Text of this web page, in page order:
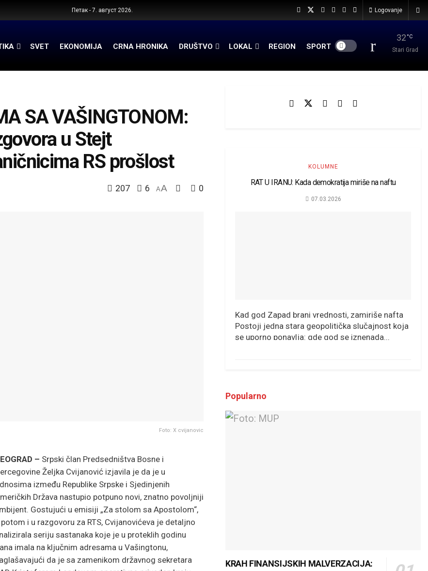
Петак - 7. август 2026. Logovanje
SVET EKONOMIJA CRNA HRONIKA DRUŠTVO LOKAL REGION SPORT
32 °C
Stari Grad
SA VAŠINGTONOM:
u Stejt
RS prošlost
207 6 AA 0
Foto: X cvijanovic
– Srpski član Predsedništva Bosne i
Željka Cvijanović izjavila je da je u
između Republike Srpske i Sjedinjenih
Država nastupio potpuno novi, znatno povoljniji
Gostujući u emisiji „Za stolom sa Apostolom“,
potom i u razgovoru za RTS, Cvijanovićeva je detaljno
seriju sastanaka koje je u proteklih godinu
imala na ključnim adresama u Vašingtonu,
da je sa zamenikom državnog sekretara
KOLUMNE
RAT U IRANU: Kada demokratija miriše na naftu
07.03.2026
Kad god Zapad brani vrednosti, zamiriše nafta
Postoji jedna stara geopolitička slučajnost koja
se uporno ponavlja: gde god se iznenada...
Popularno
KRAH FINANSIJSKIH MALVERZACIJA: